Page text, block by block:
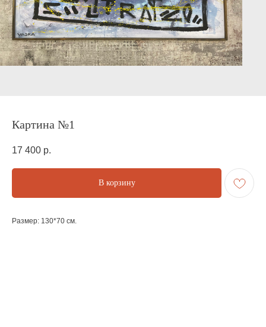
Картина №1
17 400 р.
В корзину
Размер: 130*70 см.